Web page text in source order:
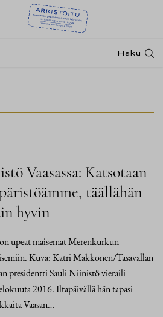
Haku
Vaasassa: Katsotaan
täällähän
hyvin
upeat maisemat Merenkurkun
Kuva: Katri Makkonen/Tasavallan
presidentti Sauli Niinistö vieraili
2016. Iltapäivällä hän tapasi
Vaasan…